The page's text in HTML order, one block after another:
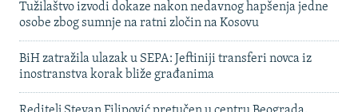
Tužilaštvo izvodi dokaze nakon nedavnog hapšenja jedne
osobe zbog sumnje na ratni zločin na Kosovu
BiH zatražila ulazak u SEPA: Jeftiniji transferi novca iz
inostranstva korak bliže građanima